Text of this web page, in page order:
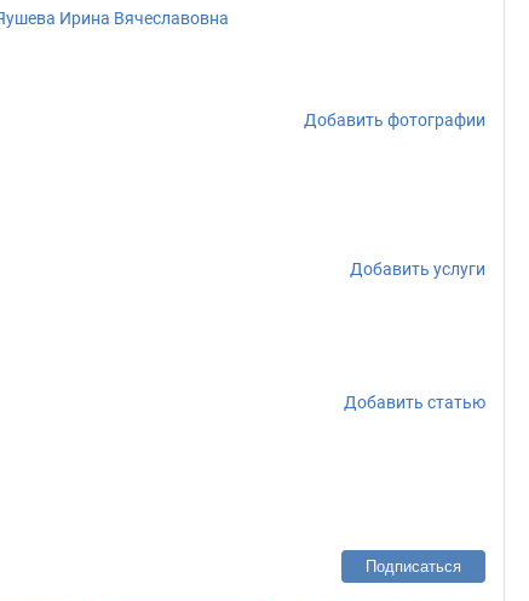
Ирина Вячеславовна
Добавить фотографии
Добавить услуги
Добавить статью
Подписаться